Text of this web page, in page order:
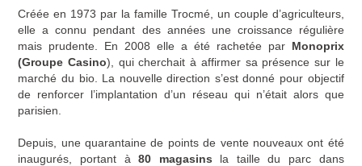
Créée en 1973 par la famille Trocmé, un couple d’agriculteurs,
elle a connu pendant des années une croissance régulière
mais prudente. En 2008 elle a été rachetée par Monoprix
(Groupe Casino), qui cherchait à affirmer sa présence sur le
marché du bio. La nouvelle direction s’est donné pour objectif
de renforcer l’implantation d’un réseau qui n’était alors que
parisien.
Depuis, une quarantaine de points de vente nouveaux ont été
inaugurés, portant à 80 magasins la taille du parc dans